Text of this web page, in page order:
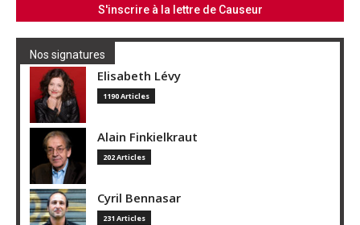
Nos signatures
Elisabeth Lévy
1190 Articles
Alain Finkielkraut
202 Articles
Cyril Bennasar
231 Articles